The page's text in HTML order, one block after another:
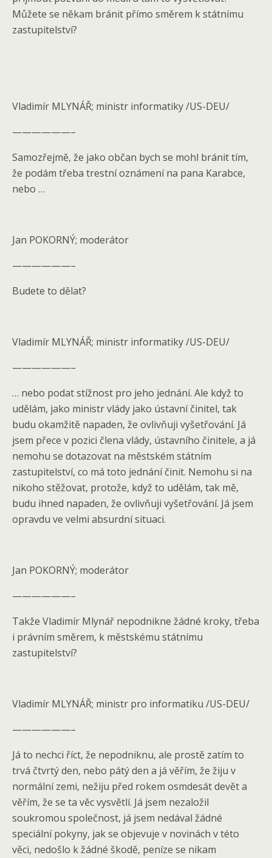
Můžete se někam bránit přímo směrem k státnímu
zastupitelství?
Vladimír MLYNÁŘ; ministr informatiky /US-DEU/
——————–
Samozřejmě, že jako občan bych se mohl bránit tím,
že podám třeba trestní oznámení na pana Karabce,
nebo …
Jan POKORNÝ; moderátor
——————–
Budete to dělat?
Vladimír MLYNÁŘ; ministr informatiky /US-DEU/
——————–
… nebo podat stížnost pro jeho jednání. Ale když to
udělám, jako ministr vlády jako ústavní činitel, tak
budu okamžitě napaden, že ovlivňuji vyšetřování. Já
jsem přece v pozici člena vlády, ústavního činitele, a já
nemohu se dotazovat na městském státním
zastupitelství, co má toto jednání činit. Nemohu si na
nikoho stěžovat, protože, když to udělám, tak mě,
budu ihned napaden, že ovlivňuji vyšetřování. Já jsem
opravdu ve velmi absurdní situaci.
Jan POKORNÝ; moderátor
——————–
Takže Vladimír Mlynář nepodnikne žádné kroky, třeba
i právním směrem, k městskému státnímu
zastupitelství?
Vladimír MLYNÁŘ; ministr pro informatiku /US-DEU/
——————–
Já to nechci říct, že nepodniknu, ale prostě zatím to
trvá čtvrtý den, nebo pátý den a já věřím, že žiju v
normální zemi, nežiju před rokem osmdesát devět a
věřím, že se ta věc vysvětlí. Já jsem nezaložil
soukromou společnost, já jsem nedával žádné
speciální pokyny, jak se objevuje v novinách v této
věci, nedošlo k žádné škodě, peníze se nikam